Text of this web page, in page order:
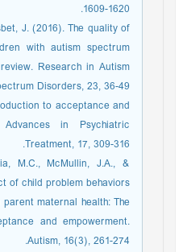
1609-1620.
J. (2016). The quality of
with autism spectrum
Research in Autism
Disorders, 23, 36-49.
to acceptance and
Advances in Psychiatric
Treatment, 17, 309-316.
M.C., McMullin, J.A., &
of child problem behaviors
maternal health: The
and empowerment.
Autism, 16(3), 261-274.